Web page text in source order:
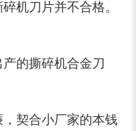
机刀片并不合格。
的撕碎机合金刀
契合小厂家的本钱